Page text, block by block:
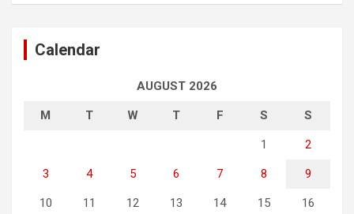
Calendar
AUGUST 2026
M T W T F S S
1 2
3 4 5 6 7 8 9
10 11 12 13 14 15 16